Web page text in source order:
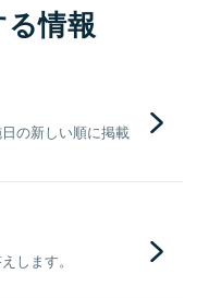
情報
の新しい順に掲載
します。